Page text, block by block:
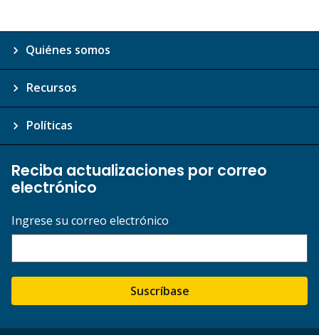
Quiénes somos
Recursos
Políticas
Reciba actualizaciones por correo
electrónico
Ingrese su correo electrónico
Suscríbase